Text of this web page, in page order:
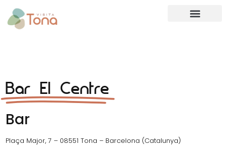
Bar El Centre
Bar
Plaça Major, 7 – 08551 Tona – Barcelona (Catalunya)